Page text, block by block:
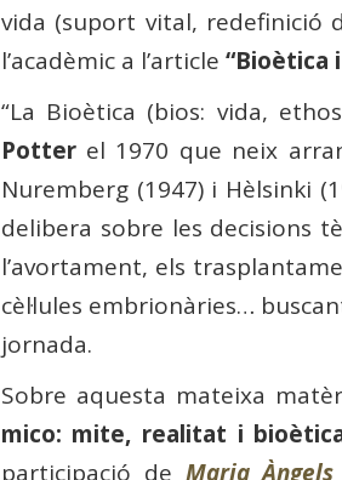
vida (suport vital, redefinició
l’acadèmic a l’article “Bioètica
“La Bioètica (bios: vida,
Potterel 1970 que neix
Nuremberg (1947) i Hèlsinki
delibera sobre les decisions
l’avortament, els
cèl·lules embrionàries…
jornada.
Sobre aquesta mateixa
mico: mite, realitat i
participació de Maria Àngels